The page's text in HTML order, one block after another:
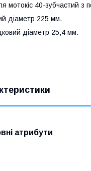
мотокіс 40-зубчастий з
діаметр 225 мм.
діаметр 25,4 мм.
атрибути